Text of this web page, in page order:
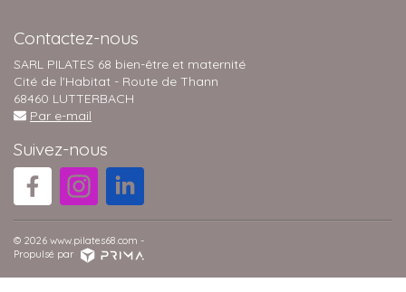
Contactez-nous
SARL PILATES 68 bien-être et maternité
Cité de l'Habitat - Route de Thann
68460 LUTTERBACH
Par e-mail
Suivez-nous
© 2026 www.pilates68.com -
Propulsé par